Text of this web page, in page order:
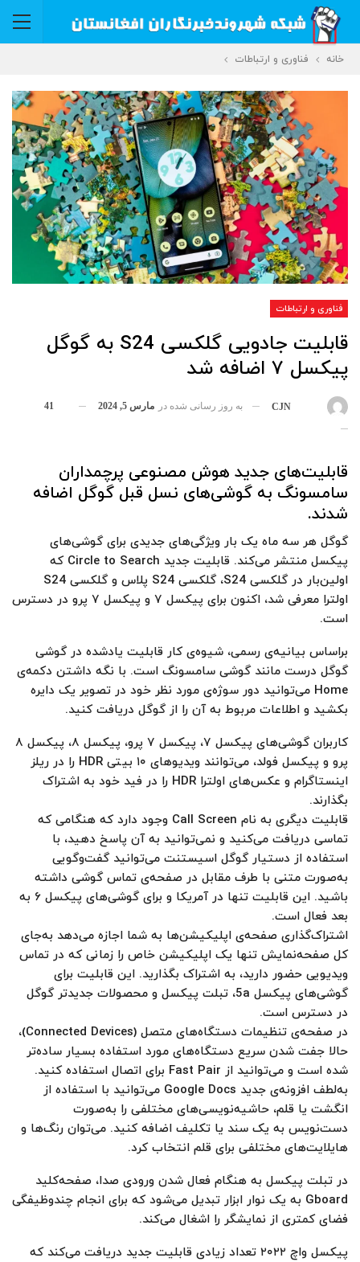
خانه فناوری و ارتباطات
فناوری و ارتباطات
قابلیت جادویی گلکسی S24 به گوگل
پیکسل ۷ اضافه شد
CJN به روز رسانی شده در مارس 5, 2024 41
قابلیت‌های جدید هوش مصنوعی پرچمداران
سامسونگ به گوشی‌های نسل قبل گوگل اضافه
شدند.
گوگل هر سه ماه یک بار ویژگی‌های جدیدی برای گوشی‌های
پیکسل منتشر می‌کند. قابلیت جدید Circle to Search که
اولین‌بار در گلکسی S24، گلکسی S24 پلاس و گلکسی S24
اولترا معرفی شد، اکنون برای پیکسل ۷ و پیکسل ۷ پرو در دسترس
است.
براساس بیانیه‌ی رسمی، شیوه‌ی کار قابلیت یادشده در گوشی
گوگل درست مانند گوشی سامسونگ است. با نگه داشتن دکمه‌ی
Home می‌توانید دور سوژه‌ی مورد نظر خود در تصویر یک دایره
بکشید و اطلاعات مربوط به آن را از گوگل دریافت کنید.
کاربران گوشی‌های پیکسل ۷، پیکسل ۷ پرو، پیکسل ۸، پیکسل ۸
پرو و پیکسل فولد، می‌توانند ویدیوهای ۱۰ بیتی HDR را در ریلز
اینستاگرام و عکس‌های اولترا HDR را در فید خود به اشتراک
بگذارند.
قابلیت دیگری به نام Call Screen وجود دارد که هنگامی که
تماسی دریافت می‌کنید و نمی‌توانید به آن پاسخ دهید، با
استفاده از دستیار گوگل اسیستنت می‌توانید گفت‌وگویی
به‌صورت متنی با طرف مقابل در صفحه‌ی تماس گوشی داشته
باشید. این قابلیت تنها در آمریکا و برای گوشی‌های پیکسل ۶ به‌
بعد فعال است.
اشتراک‌گذاری صفحه‌‌ی اپلیکیشن‌ها به شما اجازه می‌دهد به‌جای
کل صفحه‌نمایش تنها یک اپلیکیشن خاص را زمانی که در تماس
ویدیویی حضور دارید، به اشتراک بگذارید. این قابلیت برای
گوشی‌های پیکسل 5a، تبلت پیکسل و محصولات جدیدتر گوگل
در دسترس است.
در صفحه‌ی تنظیمات دستگاه‌های متصل (Connected Devices)،
حالا جفت شدن سریع دستگاه‌های مورد استفاده بسیار ساده‌تر
شده است و می‌توانید از Fast Pair برای اتصال استفاده کنید.
به‌لطف افزونه‌ی جدید Google Docs می‌توانید با استفاده از
انگشت یا قلم، حاشیه‌نویسی‌های مختلفی را به‌صورت
دست‌نویس به یک سند یا تکلیف اضافه کنید. می‌توان رنگ‌ها و
هایلایت‌های مختلفی برای قلم انتخاب کرد.
در تبلت پیکسل به هنگام فعال‌ شدن ورودی صدا، صفحه‌کلید
Gboard به یک نوار ابزار تبدیل می‌شود که برای انجام چندوظیفگی
فضای کمتری از نمایشگر را اشغال می‌کند.
پیکسل واچ ۲۰۲۲ تعداد زیادی قابلیت جدید دریافت می‌کند که